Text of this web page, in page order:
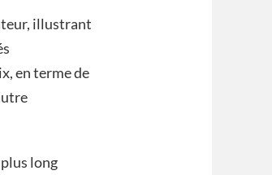
illustrant
en terme de
long